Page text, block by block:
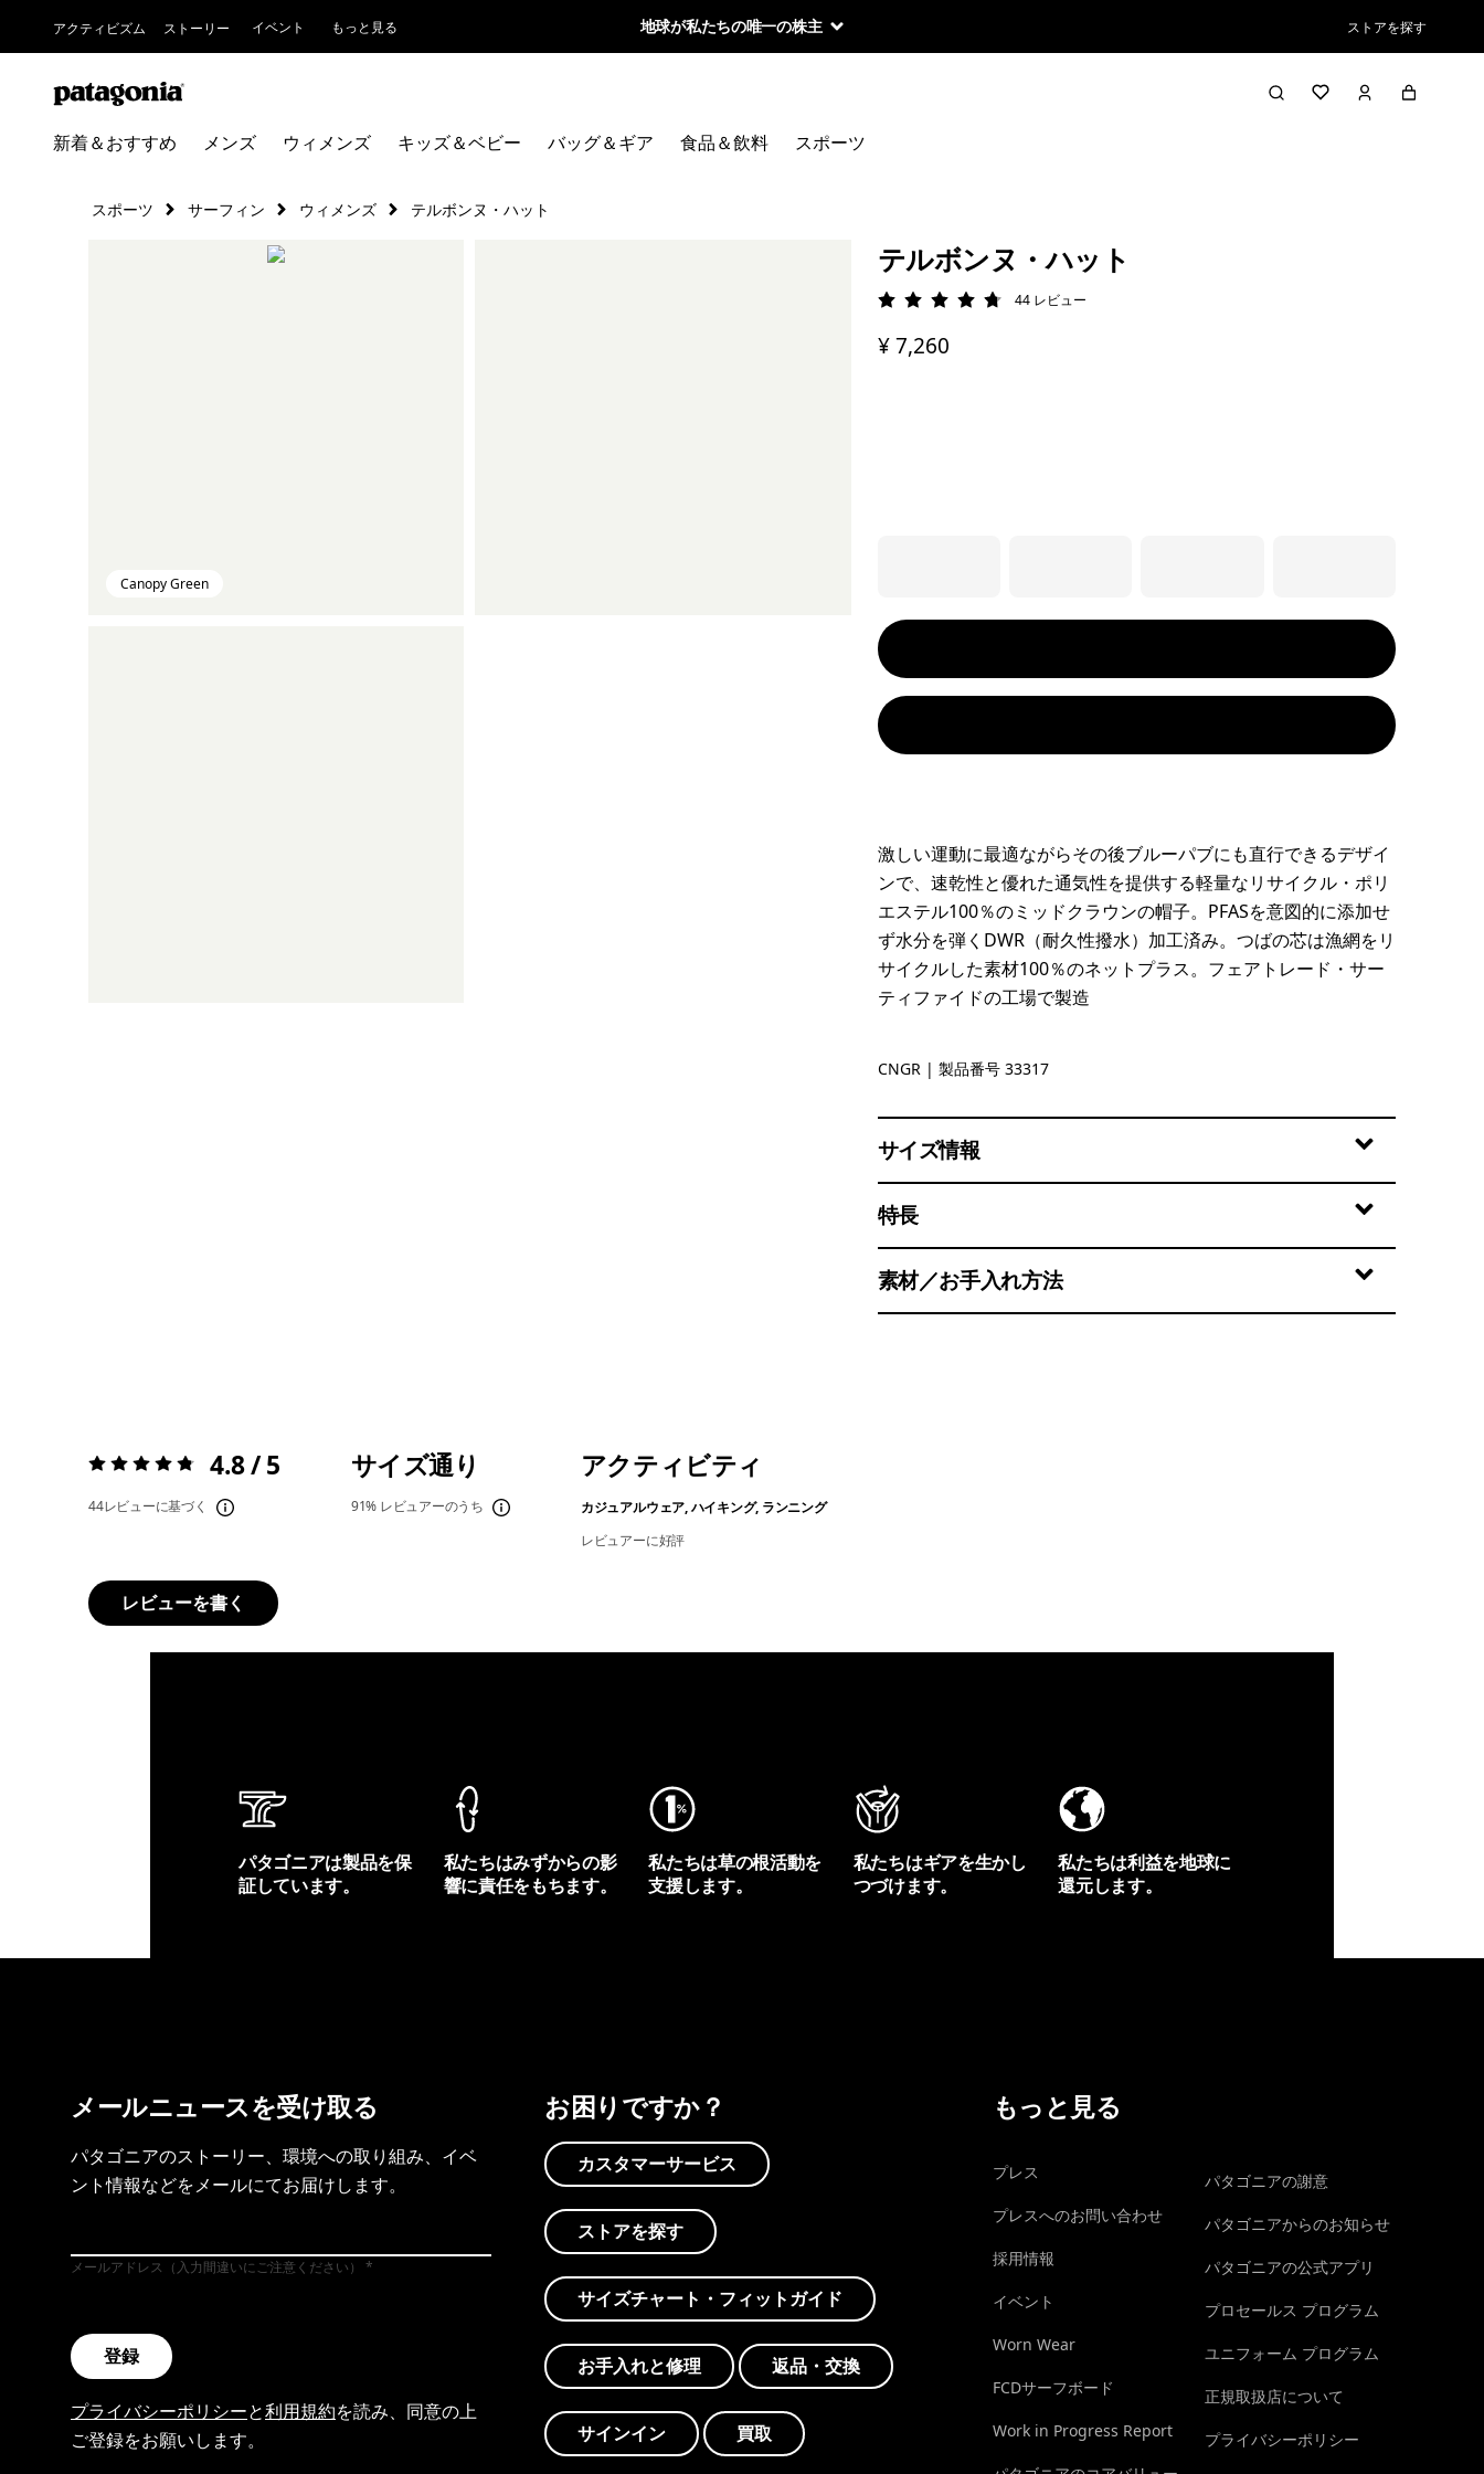
アクティビズム ストーリー イベント もっと見る 地球が私たちの唯一の株主 ストアを探す
新着＆おすすめ メンズ ウィメンズ キッズ＆ベビー バッグ＆ギア 食品＆飲料 スポーツ
スポーツ サーフィン ウィメンズ テルボンヌ・ハット
Canopy Green
テルボンヌ・ハット
評価: 4.8 / 5
44 レビュー
¥ 7,260
激しい運動に最適ながらその後ブルーパブにも直行できるデザイ
ンで、速乾性と優れた通気性を提供する軽量なリサイクル・ポリ
エステル100％のミッドクラウンの帽子。PFASを意図的に添加せ
ず水分を弾くDWR（耐久性撥水）加工済み。つばの芯は漁網をリ
サイクルした素材100％のネットプラス。フェアトレード・サー
ティファイドの工場で製造
Canopy Green
CNGR | 製品番号 33317
サイズ情報
特長
素材／お手入れ方法
評価:4.8 / 5 4.8 / 5
44レビューに基づく
サイズ通り
91% レビュアーのうち
アクティビティ
カジュアルウェア, ハイキング, ランニング
レビュアーに好評
レビューを書く
パタゴニアは製品を保
証しています。
私たちはみずからの影
響に責任をもちます。
私たちは草の根活動を
支援します。
私たちはギアを生かし
つづけます。
私たちは利益を地球に
還元します。
メールニュースを受け取る
パタゴニアのストーリー、環境への取り組み、イベ
ント情報などをメールにてお届けします。
メールアドレス（入力間違いにご注意ください）
登録
プライバシーポリシーと利用規約を読み、同意の上
ご登録をお願いします。
お困りですか？
カスタマーサービス
ストアを探す
サイズチャート・フィットガイド
お手入れと修理 返品・交換
サインイン 買取
もっと見る
プレス
プレスへのお問い合わせ
採用情報
イベント
Worn Wear
FCDサーフボード
Work in Progress Report
パタゴニアの謝意
パタゴニアからのお知らせ
パタゴニアの公式アプリ
プロセールス プログラム
ユニフォーム プログラム
正規取扱店について
プライバシーポリシー